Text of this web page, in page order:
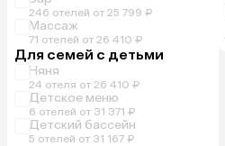
246 отелей от 25 799 ₽
Массаж
71 отелей от 26 410 ₽
Для семей с детьми
Няня
24 отеля от 26 410 ₽
Детское меню
6 отелей от 31 371 ₽
Детский бассейн
5 отелей от 31 167 ₽